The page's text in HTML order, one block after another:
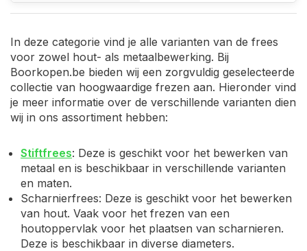
In deze categorie vind je alle varianten van de frees
voor zowel hout- als metaalbewerking. Bij
Boorkopen.be bieden wij een zorgvuldig geselecteerde
collectie van hoogwaardige frezen aan. Hieronder vind
je meer informatie over de verschillende varianten dien
wij in ons assortiment hebben:
Stiftfrees: Deze is geschikt voor het bewerken van
metaal en is beschikbaar in verschillende varianten
en maten.
Scharnierfrees: Deze is geschikt voor het bewerken
van hout. Vaak voor het frezen van een
houtoppervlak voor het plaatsen van scharnieren.
Deze is beschikbaar in diverse diameters.